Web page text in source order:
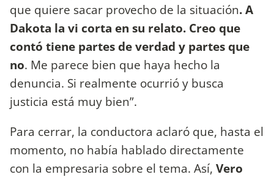
que quiere sacar provecho de la situación. A
Dakota la vi corta en su relato. Creo que
contó tiene partes de verdad y partes que
no. Me parece bien que haya hecho la
denuncia. Si realmente ocurrió y busca
justicia está muy bien”.
Para cerrar, la conductora aclaró que, hasta el
momento, no había hablado directamente
con la empresaria sobre el tema. Así, Vero